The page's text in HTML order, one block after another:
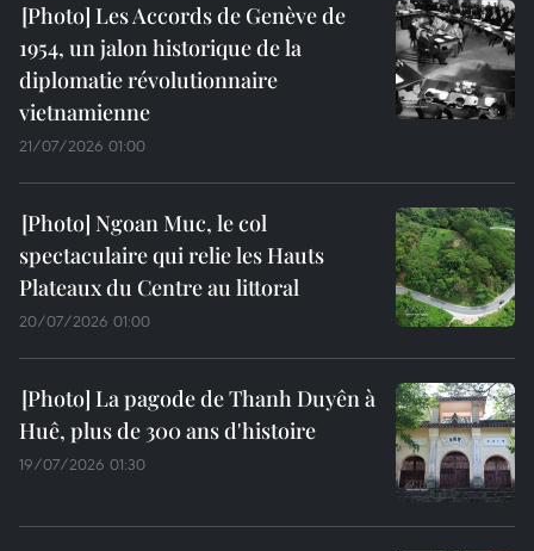
Les Accords de Genève de
1954, un jalon historique de la
diplomatie révolutionnaire
vietnamienne
21/07/2026 01:00
Ngoan Muc, le col
spectaculaire qui relie les Hauts
Plateaux du Centre au littoral
20/07/2026 01:00
La pagode de Thanh Duyên à
Huê, plus de 300 ans d'histoire
19/07/2026 01:30